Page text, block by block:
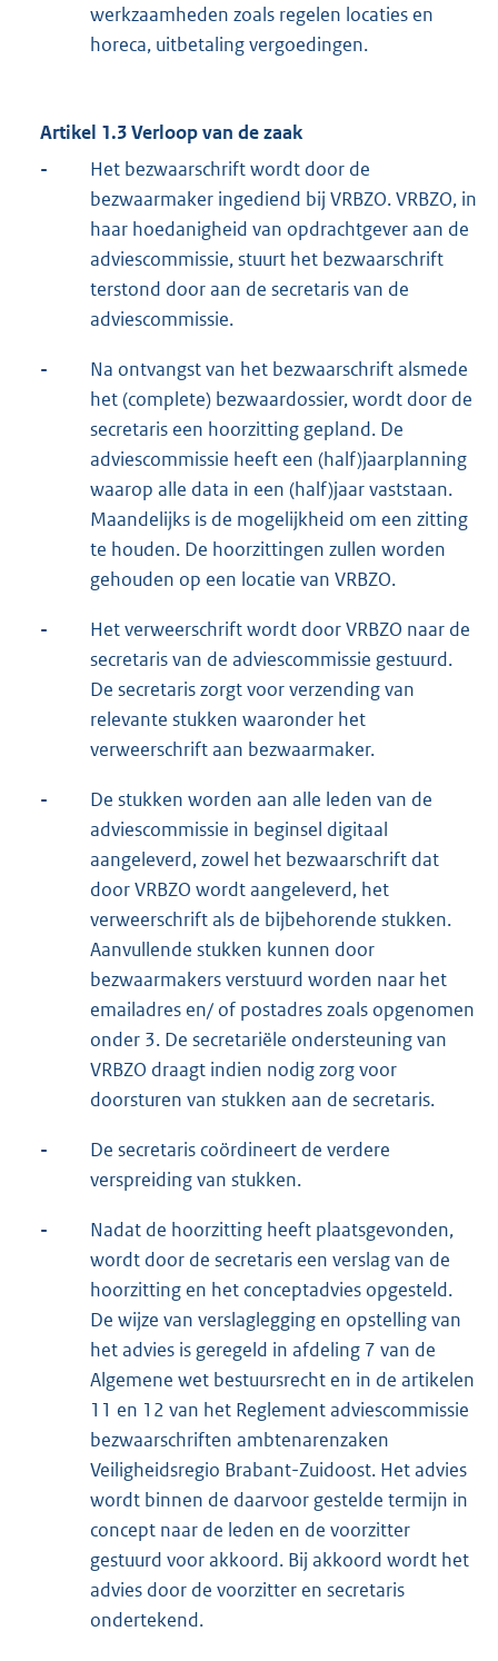
werkzaamheden zoals regelen locaties en
horeca, uitbetaling vergoedingen.
Artikel 1.3 Verloop van de zaak
-
Het bezwaarschrift wordt door de
bezwaarmaker ingediend bij VRBZO. VRBZO, in
haar hoedanigheid van opdrachtgever aan de
adviescommissie, stuurt het bezwaarschrift
terstond door aan de secretaris van de
adviescommissie.
-
Na ontvangst van het bezwaarschrift alsmede
het (complete) bezwaardossier, wordt door de
secretaris een hoorzitting gepland. De
adviescommissie heeft een (half)jaarplanning
waarop alle data in een (half)jaar vaststaan.
Maandelijks is de mogelijkheid om een zitting
te houden. De hoorzittingen zullen worden
gehouden op een locatie van VRBZO.
-
Het verweerschrift wordt door VRBZO naar de
secretaris van de adviescommissie gestuurd.
De secretaris zorgt voor verzending van
relevante stukken waaronder het
verweerschrift aan bezwaarmaker.
-
De stukken worden aan alle leden van de
adviescommissie in beginsel digitaal
aangeleverd, zowel het bezwaarschrift dat
door VRBZO wordt aangeleverd, het
verweerschrift als de bijbehorende stukken.
Aanvullende stukken kunnen door
bezwaarmakers verstuurd worden naar het
emailadres en/ of postadres zoals opgenomen
onder 3. De secretariële ondersteuning van
VRBZO draagt indien nodig zorg voor
doorsturen van stukken aan de secretaris.
-
De secretaris coördineert de verdere
verspreiding van stukken.
-
Nadat de hoorzitting heeft plaatsgevonden,
wordt door de secretaris een verslag van de
hoorzitting en het conceptadvies opgesteld.
De wijze van verslaglegging en opstelling van
het advies is geregeld in afdeling 7 van de
Algemene wet bestuursrecht en in de artikelen
11 en 12 van het Reglement adviescommissie
bezwaarschriften ambtenarenzaken
Veiligheidsregio Brabant-Zuidoost. Het advies
wordt binnen de daarvoor gestelde termijn in
concept naar de leden en de voorzitter
gestuurd voor akkoord. Bij akkoord wordt het
advies door de voorzitter en secretaris
ondertekend.